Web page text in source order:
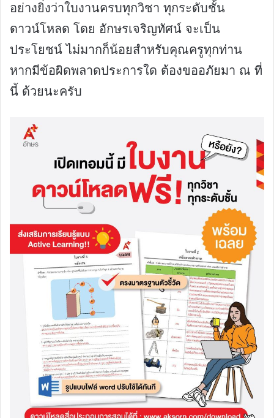
อย่างยิ่งว่าใบงานครบทุกวิชา ทุกระดับชั้น
ดาวน์โหลด โดย อักษรเจริญทัศน์ จะเป็น
ประโยชน์ ไม่มากก็น้อยสำหรับคุณครูทุกท่าน
หากมีข้อผิดพลาดประการใด ต้องขออภัยมา ณ ที่
นี้ ด้วยนะครับ